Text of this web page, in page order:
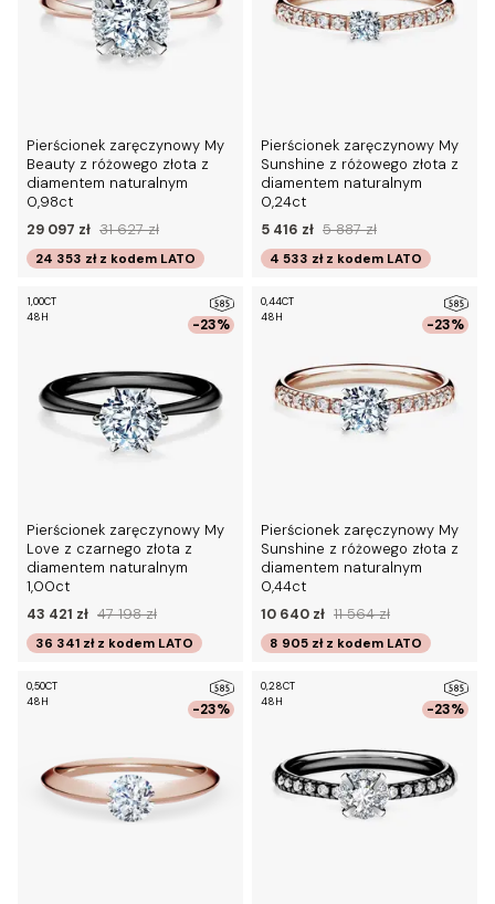
Pierścionek zaręczynowy My
Beauty z różowego złota z
diamentem naturalnym
0,98ct
29 097 zł 31 627 zł
24 353 zł z kodem LATO
Pierścionek zaręczynowy My
Sunshine z różowego złota z
diamentem naturalnym
0,24ct
5 416 zł 5 887 zł
4 533 zł z kodem LATO
-23%
1,00CT
48H
Pierścionek zaręczynowy My
Love z czarnego złota z
diamentem naturalnym
1,00ct
43 421 zł 47 198 zł
36 341 zł z kodem LATO
-23%
0,44CT
48H
Pierścionek zaręczynowy My
Sunshine z różowego złota z
diamentem naturalnym
0,44ct
10 640 zł 11 564 zł
8 905 zł z kodem LATO
-23%
0,50CT
48H
-23%
0,28CT
48H